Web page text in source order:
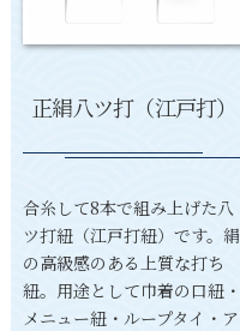
正絹八ツ打（江戸打）
合糸して8本で組み上げた八
ツ打紐（江戸打紐）です。絹
の高級感のある上質な打ち
紐。用途として巾着の口紐・
メニュー紐・ループタイ・ア